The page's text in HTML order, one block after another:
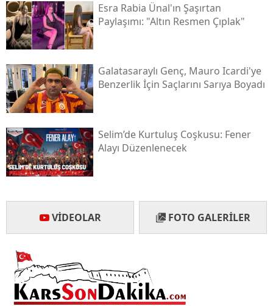
Bayburt
Batman
Bartın
Karabük
Esra Rabia Ünal'ın Şaşırtan
Paylaşımı: "altın Resmen Çıplak"
Galatasaraylı Genç, Mauro Icardi'ye
Benzerlik İçin Saçlarını Sarıya Boyadı
Selim’de Kurtuluş Coşkusu: Fener
Alayı Düzenlenecek
VIDEOLAR FOTO GALERILER